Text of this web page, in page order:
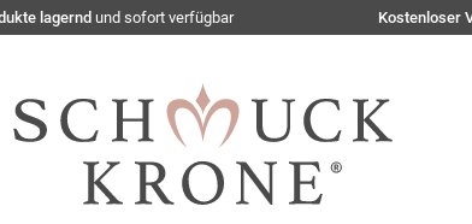
lagernd und sofort verfügbar Kostenloser